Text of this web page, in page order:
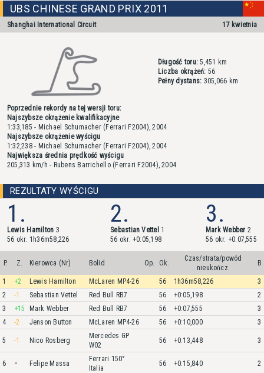
UBS CHINESE GRAND PRIX 2011
Shanghai International Circuit 17 kwietnia
Długość toru:5,451 km
Liczba okrążeń: 56
Pełny dystans: 305,066 km
Poprzednie rekordy na tej wersji toru:
Najszybsze okrążenie kwalifikacyjne
1:33,185 - Michael Schumacher (Ferrari F2004), 2004
Najszybsze okrążenie wyścigu
1:32,238 - Michael Schumacher (Ferrari F2004), 2004
Największa średnia prędkość wyścigu
205,313 km/h - Rubens Barrichello (Ferrari F2004), 2004
REZULTATY WYŚCIGU
1.
Lewis Hamilton 3
56 okr. 1h36m58,226
2.
Sebastian Vettel 1
56 okr. +0:05,198
3.
Mark Webber 2
56 okr. +0:07,555
P. Z. Kierowca (Nr) Bolid Op. Ok.
Czas/strata/powód
nieukończ.
B
1 +2 Lewis Hamilton McLaren MP4-26 56 1h36m58,226
3
2
-1 Sebastian Vettel Red Bull RB7 56 +0:05,198
2
3
+15 Mark Webber Red Bull RB7 56 +0:07,555
3
4
-2 Jenson Button McLaren MP4-26 56 +0:10,000 3
5 -1 Nico Rosberg
Mercedes GP
W02
56 +0:13,448 3
6 = Felipe Massa
Ferrari 150°
Italia
56 +0:15,840 2